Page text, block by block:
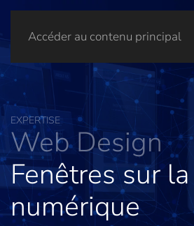
Accéder au contenu principal
EXPERTISE
Web Design
Fenêtres sur
numérique